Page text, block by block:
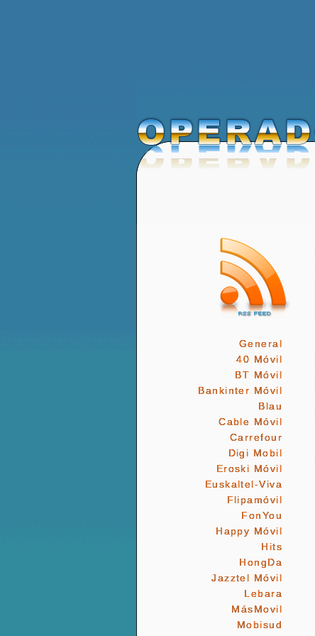
General
40 Móvil
BT Móvil
Bankinter Móvil
Blau
Cable Móvil
Carrefour
Digi Mobil
Eroski Móvil
Euskaltel-Viva
Flipamóvil
FonYou
Happy Móvil
Hits
HongDa
Jazztel Móvil
Lebara
MásMovil
Mobisud